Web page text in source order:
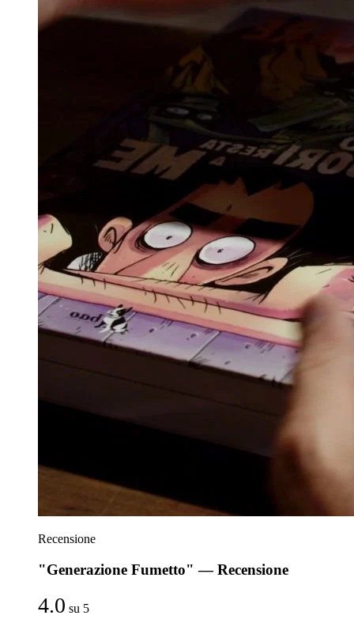
Recensione
"Generazione Fumetto" — Recensione
4.0 su 5